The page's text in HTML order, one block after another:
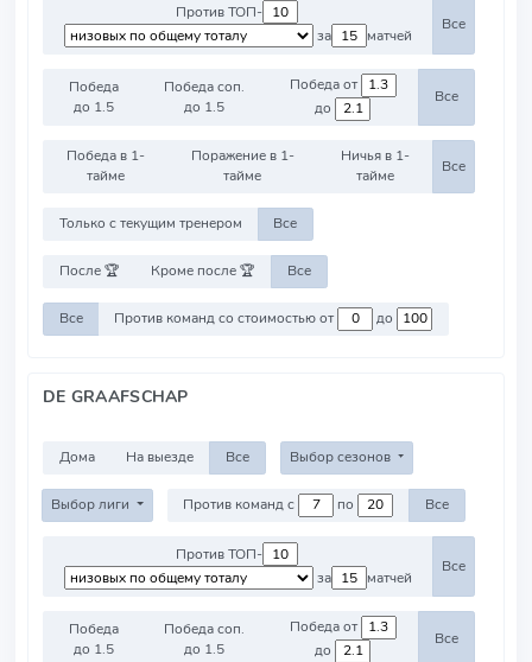
Против ТОП-
за
матчей
Все
Победа
до 1.5
Победа соп.
до 1.5
Победа от
до
Все
Победа в 1-
тайме
Поражение в 1-
тайме
Ничья в 1-
тайме
Все
Только с текущим тренером Все
После 🏆 Кроме после 🏆 Все
Все Против команд со стоимостью от до
DE GRAAFSCHAP
Дома На выезде Все Выбор сезонов
Выбор лиги Против команд с по Все
Против ТОП-
за
матчей
Все
Победа
до 1.5
Победа соп.
до 1.5
Победа от
до
Все